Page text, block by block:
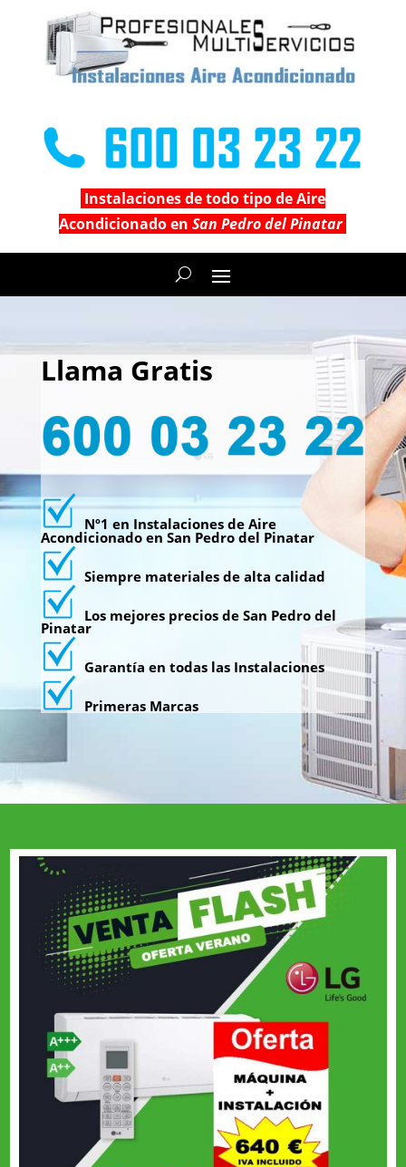
Instalaciones de todo tipo de Aire
Acondicionado enSan Pedro del Pinatar
Llama Gratis
Nº1 en Instalaciones de Aire
Acondicionado en San Pedro del Pinatar
Siempre materiales de alta calidad
Los mejores precios de San Pedro del
Pinatar
Garantía en todas las Instalaciones
Primeras Marcas